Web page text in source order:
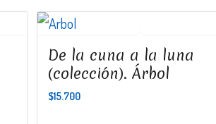
De la cuna a la luna
(colección). Árbol
$15.700